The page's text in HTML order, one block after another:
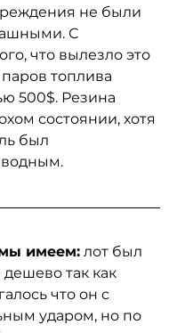
не были
С
что вылезло это
топлива
500$. Резина
состоянии, хотя
был
имеем: лот был
так как
что он с
ударом, но по